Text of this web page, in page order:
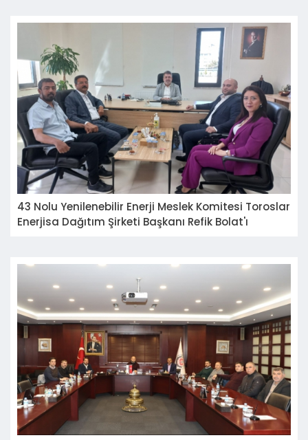
43 Nolu Yenilenebilir Enerji Meslek Komitesi Toroslar
Enerjisa Dağıtım Şirketi Başkanı Refik Bolat'ı